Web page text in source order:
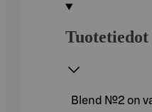
Tuotetiedot
Blend №2 on